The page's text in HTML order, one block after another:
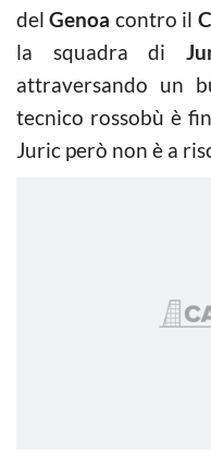
delGenoa contro il
la squadra di
attraversando un
tecnico rossobù è
Juric però non è a